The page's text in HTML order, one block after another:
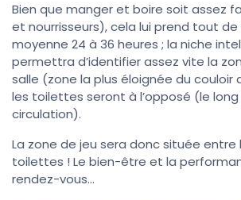
Bien que manger et boire soit assez
et nourrisseurs), cela lui prend tout
moyenne 24 à 36 heures ; la niche
permettra d’identifier assez vite la
salle (zone la plus éloignée du couloir
les toilettes seront à l’opposé (le
circulation).
La zone de jeu sera donc située entre
toilettes ! Le bien-être et la
rendez-vous…